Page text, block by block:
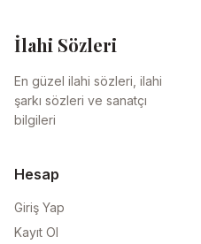
İlahi Sözleri
En güzel ilahi sözleri, ilahi
şarkı sözleri ve sanatçı
bilgileri
Hesap
Giriş Yap
Kayıt Ol